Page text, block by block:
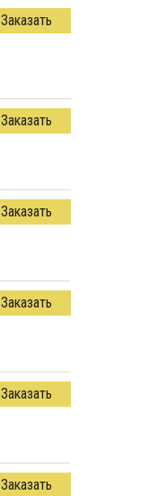
Заказать
Заказать
Заказать
Заказать
Заказать
Заказать